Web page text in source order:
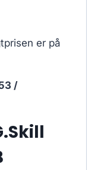
er på
/